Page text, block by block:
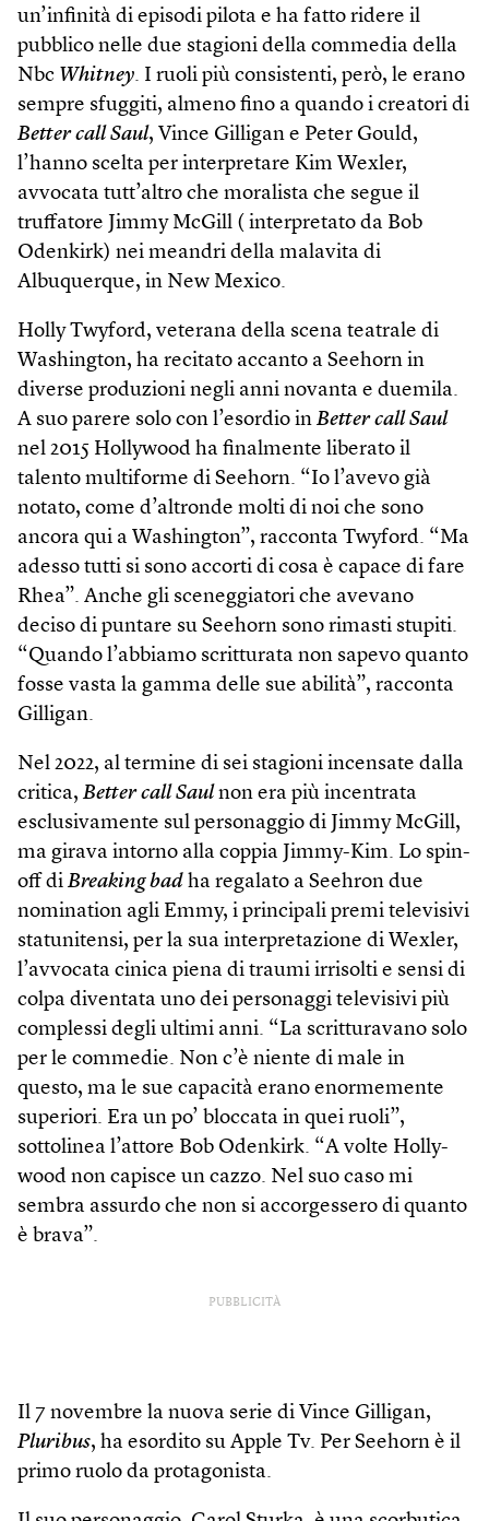
un’infinità di episodi pilota e ha fatto ridere il
pubblico nelle due stagioni della commedia della
Nbc Whitney. I ruoli più consistenti, però, le erano
sempre sfuggiti, almeno fino a quando i creatori di
Better call Saul, Vince Gilligan e Peter Gould,
l’hanno scelta per interpretare Kim Wexler,
avvocata tutt’altro che moralista che segue il
truffatore Jimmy McGill ( interpretato da Bob
Odenkirk) nei meandri della malavita di
Albuquerque, in New Mexico.
Holly Twyford, veterana della scena teatrale di
Washington, ha recitato accanto a Seehorn in
diverse produzioni negli anni novanta e duemila.
A suo parere solo con l’esordio in Better call Saul
nel 2015 Hollywood ha finalmente liberato il
talento multiforme di Seehorn. “Io l’avevo già
notato, come d’altronde molti di noi che sono
ancora qui a Washington”, racconta Twyford. “Ma
adesso tutti si sono accorti di cosa è capace di fare
Rhea”. Anche gli sceneggiatori che avevano
deciso di puntare su Seehorn sono rimasti stupiti.
“Quando l’abbiamo scritturata non sapevo quanto
fosse vasta la gamma delle sue abilità”, racconta
Gilligan.
Nel 2022, al termine di sei stagioni incensate dalla
critica, Better call Saul non era più incentrata
esclusivamente sul personaggio di Jimmy McGill,
ma girava intorno alla coppia Jimmy-Kim. Lo spin­
off di Breaking bad ha regalato a Seehron due
nomination agli Emmy, i principali premi televisivi
statunitensi, per la sua interpretazione di Wexler,
l’avvocata cinica piena di traumi irrisolti e sensi di
colpa diventata uno dei personaggi televisivi più
complessi degli ultimi anni. “La scritturavano solo
per le commedie. Non c’è niente di male in
questo, ma le sue capacità erano enormemente
superiori. Era un po’ bloccata in quei ruoli”,
sottolinea l’attore Bob Odenkirk. “A volte Holly­
wood non capisce un cazzo. Nel suo caso mi
sembra assurdo che non si accorgessero di quanto
è brava”.
PUBBLICITÀ
Il 7 novembre la nuova serie di Vince Gilligan,
Pluribus, ha esordito su Apple Tv. Per Seehorn è il
primo ruolo da protagonista.